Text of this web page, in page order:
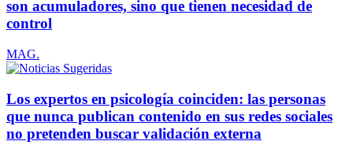
son acumuladores, sino que tienen necesidad de
control
MAG.
Los expertos en psicología coinciden: las personas
que nunca publican contenido en sus redes sociales
no pretenden buscar validación externa